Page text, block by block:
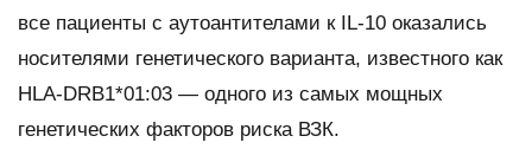
все пациенты с аутоантителами к IL-10 оказались
носителями генетического варианта, известного как
HLA-DRB1*01:03 — одного из самых мощных
генетических факторов риска ВЗК.